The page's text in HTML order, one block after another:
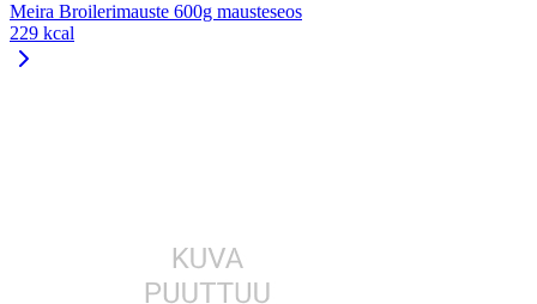
Meira Broilerimauste 600g mausteseos
229 kcal